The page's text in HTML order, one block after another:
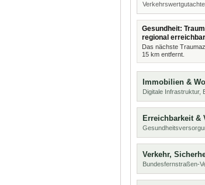
Gesundheit:
regional erreichbar
Das nächste
15 km entfernt.
Immobilien &
Digitale Infrastruktur,
Erreichbarkeit &
Verkehr,
Bundesfernstraßen-